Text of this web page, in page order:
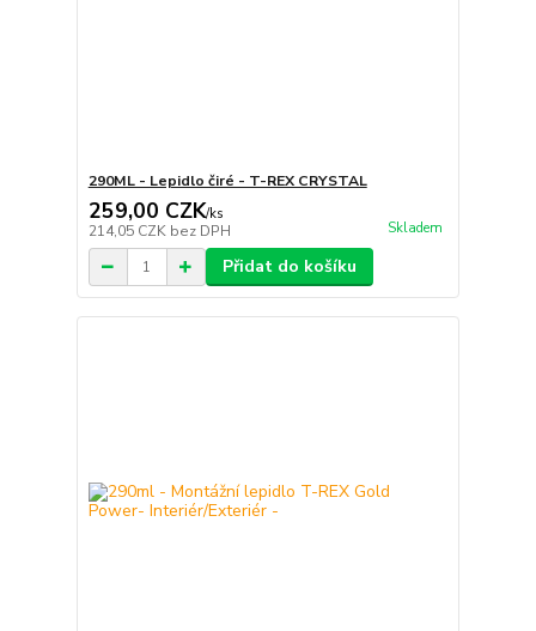
290ML - Lepidlo čiré - T-REX CRYSTAL
259,00 CZK/ks
214,05 CZK bez DPH Skladem
Přidat do košíku